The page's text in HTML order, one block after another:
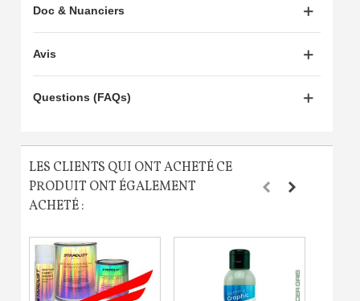
Doc & Nuanciers
Avis
Questions (FAQs)
LES CLIENTS QUI ONT ACHETÉ CE
PRODUIT ONT ÉGALEMENT
ACHETÉ :